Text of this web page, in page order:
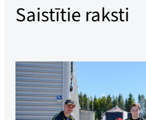
Saistītie raksti